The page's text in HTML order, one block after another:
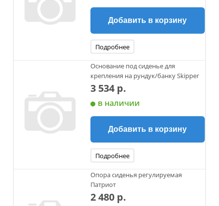
Добавить в корзину
Подробнее
Основание под сиденье для
крепления на рундук/банку Skipper
3 534 р.
в наличии
Добавить в корзину
Подробнее
Опора сиденья регулируемая
Патриот
2 480 р.